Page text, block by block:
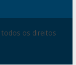
todos os direitos